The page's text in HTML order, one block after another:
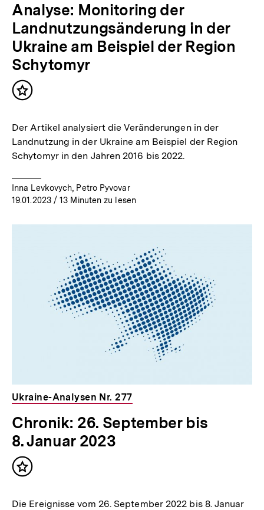
Analyse: Monitoring der
Landnutzungsänderung in der
Ukraine am Beispiel der Region
Schytomyr
Inhalt
Der Artikel analysiert die Veränderungen in der
Landnutzung in der Ukraine am Beispiel der Region
Schytomyr in den Jahren 2016 bis 2022.
Inna Levkovych, Petro Pyvovar
19.01.2023/ 13 Minuten zu lesen
Ukraine-Analysen Nr. 277
Chronik: 26. September bis
8. Januar 2023
Inhalt
Die Ereignisse vom 26. September 2022 bis 8. Januar